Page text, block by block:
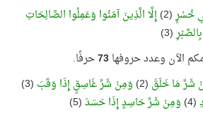
خُسْرٍ(2)
إِلَّا الَّذِينَ آمَنُوا وَعَمِلُوا الصَّالِحَاتِ
(3)
الآن وعدد حروفها73حرفًا.
شَرِّ مَا خَلَقَ (2) وَمِنْ شَرِّ غَاسِقٍ إِذَا وَقَبَ (3)
(4) وَمِنْ شَرِّ حَاسِدٍ إِذَا حَسَدَ(5)